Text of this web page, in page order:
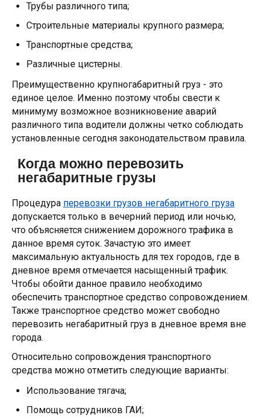
Трубы различного типа;
Строительные материалы крупного размера;
Транспортные средства;
Различные цистерны.
Преимущественно крупногабаритный груз - это
единое целое. Именно поэтому чтобы свести к
минимуму возможное возникновение аварий
различного типа водители должны четко соблюдать
установленные сегодня законодательством правила.
Когда можно перевозить
негабаритные грузы
Процедура перевозки грузов негабаритного груза
допускается только в вечерний период или ночью,
что объясняется снижением дорожного трафика в
данное время суток. Зачастую это имеет
максимальную актуальность для тех городов, где в
дневное время отмечается насыщенный трафик.
Чтобы обойти данное правило необходимо
обеспечить транспортное средство сопровождением.
Также транспортное средство может свободно
перевозить негабаритный груз в дневное время вне
города.
Относительно сопровождения транспортного
средства можно отметить следующие варианты:
Использование тягача;
Помощь сотрудников ГАИ;